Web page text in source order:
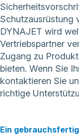
Schutzausrüstung
DYNAJET wird
Vertriebspartner
Zugang zu
bieten. Wenn Sie
kontaktieren Sie
richtige
Ein